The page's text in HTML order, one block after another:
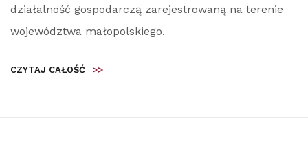
działalność gospodarczą zarejestrowaną na terenie
województwa małopolskiego.
CZYTAJ CAŁOŚĆ >>